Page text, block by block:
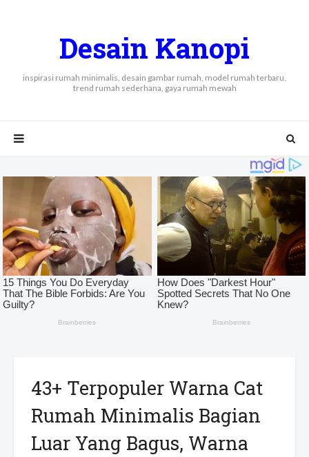
Desain Kanopi
inspirasi rumah minimalis, desain gambar rumah, model rumah terbaru,
trend rumah sederhana, gaya rumah mewah
43+ Terpopuler Warna Cat
Rumah Minimalis Bagian
Luar Yang Bagus, Warna